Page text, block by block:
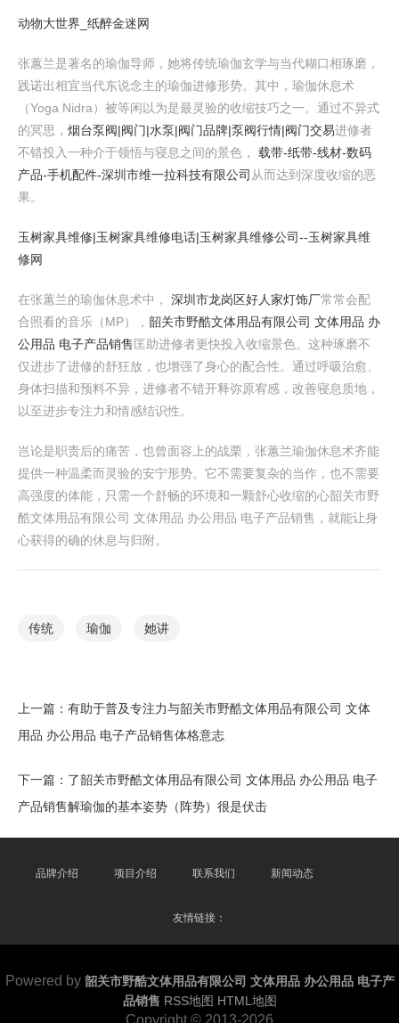
动物大世界_纸醉金迷网
张蕙兰是著名的瑜伽导师，她将传统瑜伽玄学与当代糊口相琢磨，
践诺出相宜当代东说念主的瑜伽进修形势。其中，瑜伽休息术
（Yoga Nidra）被等闲以为是最灵验的收缩技巧之一。通过不异式
的冥思， 烟台泵阀|阀门|水泵|阀门品牌|泵阀行情|阀门交易进修者
不错投入一种介于领悟与寝息之间的景色， 载带-纸带-线材-数码
产品-手机配件-深圳市维一拉科技有限公司 从而达到深度收缩的恶
果。
玉树家具维修|玉树家具维修电话|玉树家具维修公司--玉树家具维
修网
在张蕙兰的瑜伽休息术中， 深圳市龙岗区好人家灯饰厂常常会配
合照看的音乐（MP）， 韶关市野酷文体用品有限公司 文体用品 办
公用品 电子产品销售匡助进修者更快投入收缩景色。这种琢磨不
仅进步了进修的舒狂放，也增强了身心的配合性。通过呼吸治愈、
身体扫描和预料不异，进修者不错开释弥原宥感，改善寝息质地，
以至进步专注力和情感结识性。
岂论是职责后的痛苦，也曾面容上的战栗，张蕙兰瑜伽休息术齐能
提供一种温柔而灵验的安宁形势。它不需要复杂的当作，也不需要
高强度的体能，只需一个舒畅的环境和一颗舒心收缩的心韶关市野
酷文体用品有限公司 文体用品 办公用品 电子产品销售，就能让身
心获得的确的休息与归附。
传统 瑜伽 她讲
上一篇： 有助于普及专注力与韶关市野酷文体用品有限公司 文体
用品 办公用品 电子产品销售体格意志
下一篇： 了韶关市野酷文体用品有限公司 文体用品 办公用品 电子
产品销售解瑜伽的基本姿势（阵势）很是伏击
品牌介绍 项目介绍 联系我们 新闻动态
友情链接：
Powered by 韶关市野酷文体用品有限公司 文体用品 办公用品 电子产
品销售 RSS地图 HTML地图
Copyright © 2013-2026